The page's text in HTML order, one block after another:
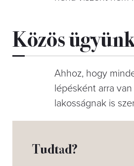
Közös
Ahhoz, hogy
lépésként arra
lakosságnak is
Tudtad?